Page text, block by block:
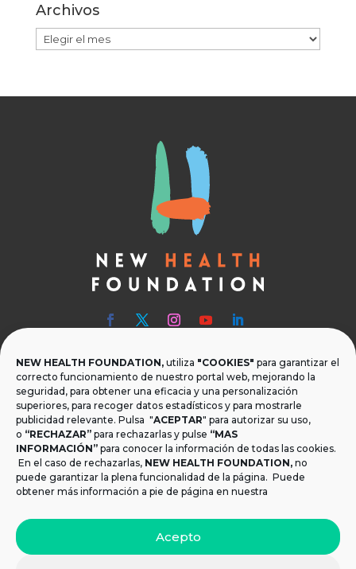
NEW HEALTH FOUNDATION, utiliza "COOKIES" para garantizar el
correcto funcionamiento de nuestro portal web, mejorando la
seguridad, para obtener una eficacia y una personalización
superiores, para recoger datos estadísticos y para mostrarle
publicidad relevante. Pulsa "ACEPTAR" para autorizar su uso,
o “RECHAZAR” para rechazarlas y pulse “MAS
INFORMACIÓN” para conocer la información de todas las cookies.
En el caso de rechazarlas, NEW HEALTH FOUNDATION, no
puede garantizar la plena funcionalidad de la página. Puede
obtener más información a pie de página en nuestra
Acepto
Archivos
Archivos
 Teléfono
T.+34 954 219 597
 Dónde estamos
Calle Monsalves 35 Local 2. 41001, Sevilla.
España
 Email
info@newhealthfoundation.org